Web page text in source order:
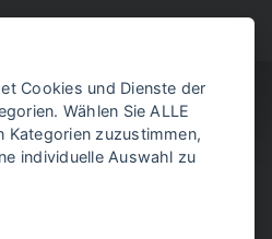
Cookies und Dienste der
Wählen Sie ALLE
Kategorien zuzustimmen,
individuelle Auswahl zu